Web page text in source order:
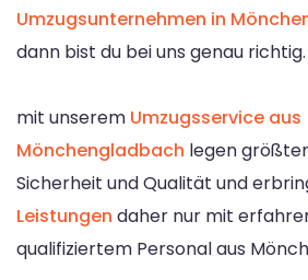
Umzugsunternehmen in
dann bist du bei uns genau richtig.
mit unserem Umzugsservice aus
Mönchengladbach legen
Sicherheit und Qualität und
Leistungen daher nur mit
qualifiziertem Personal aus